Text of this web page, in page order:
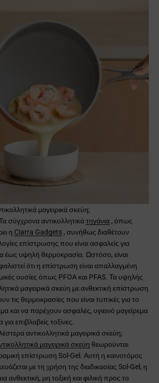
μαγειρικά σκεύη;
σύγχρονα αντικολλητικάτηγάνια , όπως
η Ciarra Gadgets , συνήθως διαθέτουν
επίστρωσης που είναι ασφαλείς για
έως υψηλή θερμοκρασία. Ωστόσο, είναι
ότι η επίστρωση είναι απαλλαγμένη
ουσίες όπως PFOA και PFAS. Τα υψηλής
μαγειρικά σκεύη με ανθεκτική επίστρωση
τις θερμοκρασίες που είναι τυπικές για το
και να παρέχουν ασφαλές, υγιεινό μαγείρεμα
επιβλαβείς τοξίνες.
αντικολλητικά μαγειρικά σκεύη;
μαγειρικά σκεύη θεωρούνται
επίστρωση Sol-Gel. Αυτή η καινοτόμος
με τη χρήση της διαδικασίας Sol-Gel, η
ανθεκτική, μη τοξική και φιλική προς το